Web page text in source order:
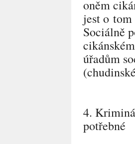
oněm
jest o
Sociálně
úřadům
4.
potřebné